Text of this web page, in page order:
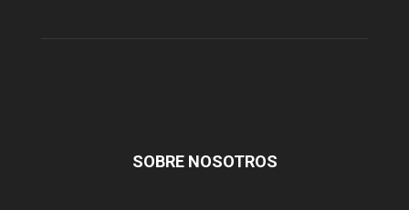
SOBRE NOSOTROS